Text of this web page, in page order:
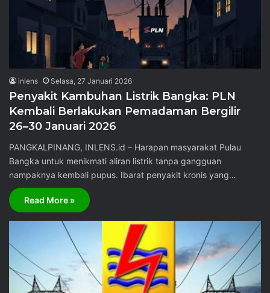
inlens Selasa, 27 Januari 2026
Penyakit Kambuhan Listrik Bangka: PLN
Kembali Berlakukan Pemadaman Bergilir
26–30 Januari 2026
PANGKALPINANG, INLENS.id – Harapan masyarakat Pulau
Bangka untuk menikmati aliran listrik tanpa gangguan
nampaknya kembali pupus. Ibarat penyakit kronis yang…
Read More »